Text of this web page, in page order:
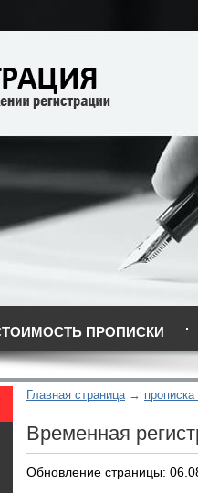
ПРОПИСКИ
Главная страница
Временная
Обновление страницы: